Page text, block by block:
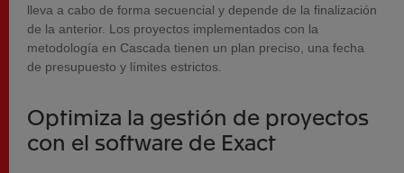
lleva a cabo de forma secuencial y depende de la finalización
de la anterior. Los proyectos implementados con la
metodología en Cascada tienen un plan preciso, una fecha
de presupuesto y límites estrictos.
Optimiza la gestión de proyectos
con el software de Exact